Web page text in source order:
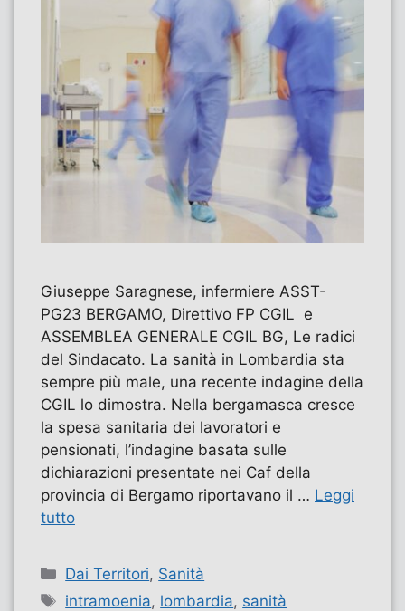
Giuseppe Saragnese, infermiere ASST-
PG23 BERGAMO, Direttivo FP CGIL e
ASSEMBLEA GENERALE CGIL BG, Le radici
del Sindacato. La sanità in Lombardia sta
sempre più male, una recente indagine della
CGIL lo dimostra. Nella bergamasca cresce
la spesa sanitaria dei lavoratori e
pensionati, l’indagine basata sulle
dichiarazioni presentate nei Caf della
provincia di Bergamo riportavano il … Leggi
tutto
Categorie
Dai Territori, Sanità
Tag
intramoenia, lombardia, sanità